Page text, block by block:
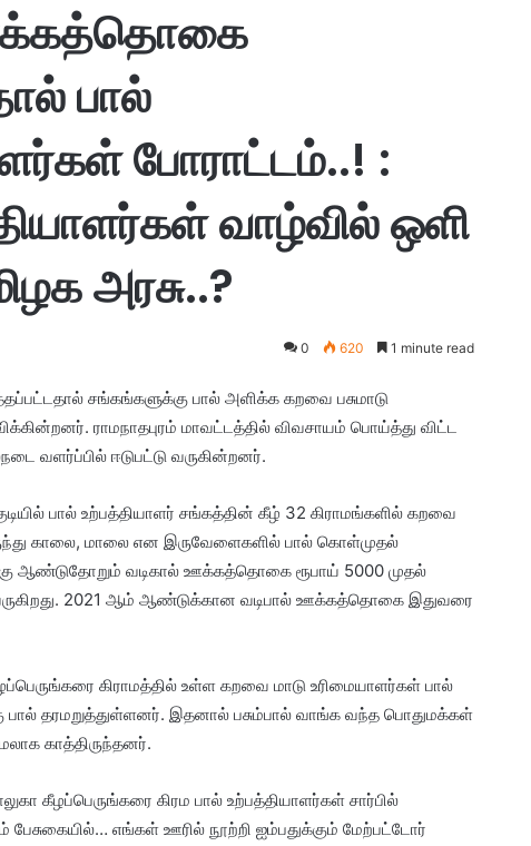
பால்
போராட்டம்..! :
வாழ்வில் ஒளி
அரசு..?
0 620 1 minute read
சங்கங்களுக்கு பால் அளிக்க கறவை பசுமாடு
ராமநாதபுரம் மாவட்டத்தில் விவசாயம் பொய்த்து விட்ட
வளர்ப்பில் ஈடுபட்டு வருகின்றனர்.
பால் உற்பத்தியாளர் சங்கத்தின் கீழ் 32 கிராமங்களில் கறவை
காலை, மாலை என இருவேளைகளில் பால் கொள்முதல்
ஆண்டுதோறும் வடிகால் ஊக்கத்தொகை ரூபாய் 5000 முதல்
2021 ஆம் ஆண்டுக்கான வடிபால் ஊக்கத்தொகை இதுவரை
கிராமத்தில் உள்ள கறவை மாடு உரிமையாளர்கள் பால்
பால் தரமறுத்துள்ளனர். இதனால் பசும்பால் வாங்க வந்த பொதுமக்கள்
காத்திருந்தனர்.
கீழப்பெருங்கரை கிரம பால் உற்பத்தியாளர்கள் சார்பில்
பேசுகையில்… எங்கள் ஊரில் நூற்றி ஐம்பதுக்கும் மேற்பட்டோர்